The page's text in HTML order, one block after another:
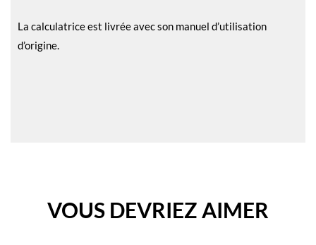
La calculatrice est livrée avec son manuel d’utilisation
d’origine.
VOUS DEVRIEZ AIMER